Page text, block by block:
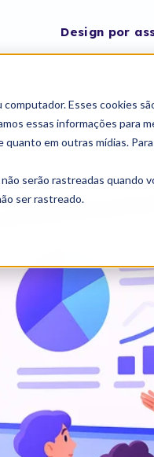
computador. Esses cookies
essas informações para
em outras mídias.
serão rastreadas quando
ser rastreado.
Design por